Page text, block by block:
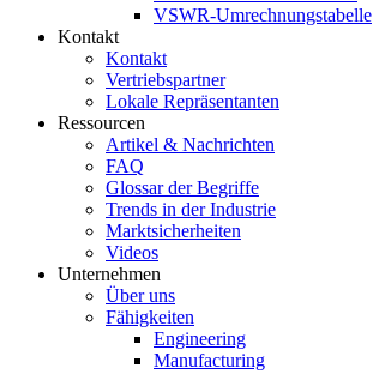
VSWR-Umrechnungstabelle
Kontakt
Kontakt
Vertriebspartner
Lokale Repräsentanten
Ressourcen
Artikel & Nachrichten
FAQ
Glossar der Begriffe
Trends in der Industrie
Marktsicherheiten
Videos
Unternehmen
Über uns
Fähigkeiten
Engineering
Manufacturing